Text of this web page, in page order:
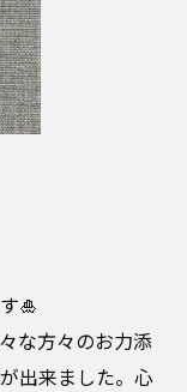
🎍
な方々のお力添
出来ました。心